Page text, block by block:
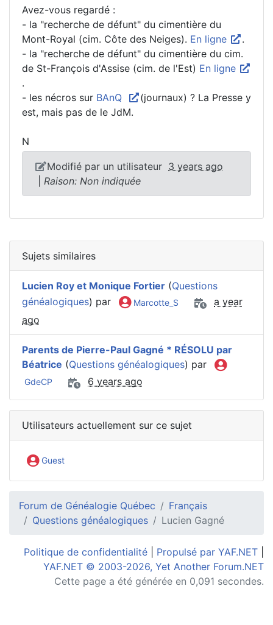
Avez-vous regardé :
- la "recherche de défunt" du cimentière du
Mont-Royal (cim. Côte des Neiges). En ligne
.
- la "recherche de défunt" du cimentière du cim.
de St-François d'Assise (cim. de l'Est) En ligne
.
- les nécros sur BAnQ
(journaux) ? La Presse y
est, mais pas de le JdM.
N
Modifié par un utilisateur 3 years ago
Raison: Non indiquée
Sujets similaires
Lucien Roy et Monique Fortier (Questions
généalogiques) par Marcotte_S
a year
ago
Parents de Pierre-Paul Gagné * RÉSOLU par
Béatrice (Questions généalogiques) par
GdeCP 6 years ago
Utilisateurs actuellement sur ce sujet
Guest
Forum de Généalogie Québec
Français
Questions généalogiques
Lucien Gagné
Politique de confidentialité Propulsé par YAF.NET
YAF.NET © 2003-2026, Yet Another Forum.NET
Cette page a été générée en 0,091 secondes.